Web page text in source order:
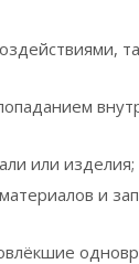
или изделия;
и